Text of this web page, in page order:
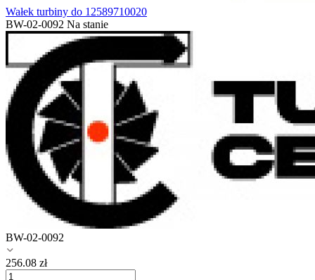
Wałek turbiny do 12589710020
BW-02-0092 Na stanie
BW-02-0092
256.08 zł